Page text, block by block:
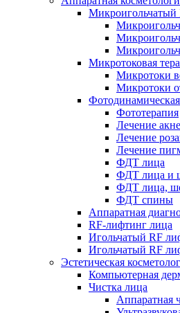
Микроигольчатый
Микротоковая
Микротоки
Микротоки
Фототерапия
Лечение акне
Лечение
Лечение
ФДТ лица
ФДТ лица и
ФДТ лица,
ФДТ спины
Аппаратная
RF-лифтинг лица
Игольчатый RF
Игольчатый RF
Эстетическая
Компьютерная
Чистка лица
Аппаратная